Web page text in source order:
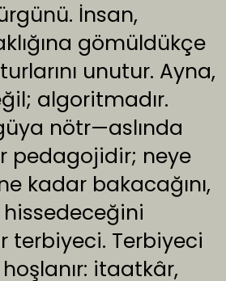
İnsan,
gömüldükçe
unutur. Ayna,
algoritmadır.
nötr—aslında
pedagojidir; neye
kadar bakacağını,
terbiyeci. Terbiyeci
itaatkâr,